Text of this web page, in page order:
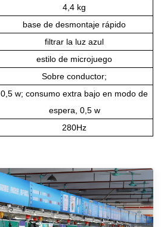
4,4 kg
base de desmontaje rápido
filtrar la luz azul
estilo de microjuego
Sobre conductor;
0,5 w; consumo extra bajo en modo de
espera, 0,5 w
280Hz